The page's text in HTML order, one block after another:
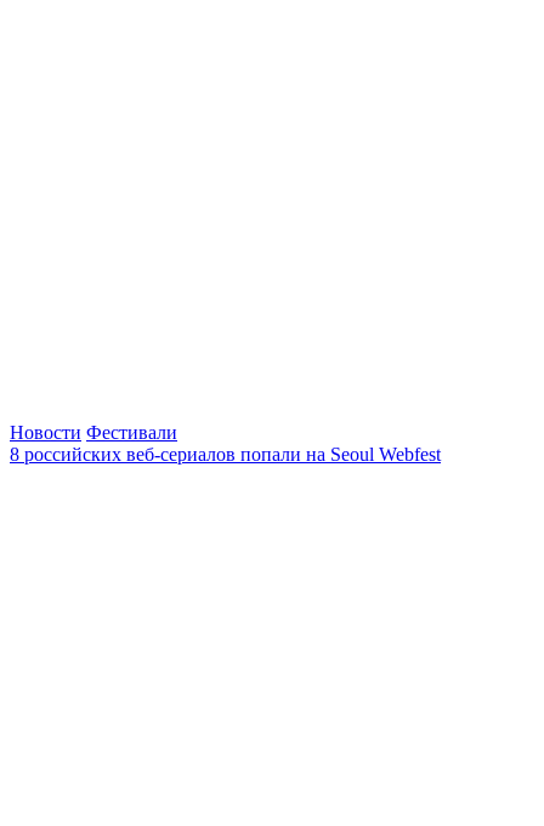
Новости Фестивали
8 российских веб-сериалов попали на Seoul Webfest